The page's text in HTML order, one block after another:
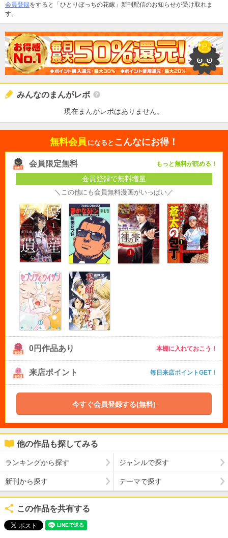
会員登録をすると「ひとりぼっちの花嫁」新刊配信のお知らせが受け取れま
す。
みんなのまんがレポ
現在まんがレポはありません。
無料会員 になると こんなにお得！
会員限定無料 もっと無料が読める！
会員登録で無料増量
＼この他にも会員無料漫画がいっぱい／
0円作品あり 本棚に入れておこう！
来店ポイント 毎日来店ポイントGET！
今すぐ会員登録する(無料)
他の作品も探してみる
ランキングから探す ジャンルで探す
新刊から探す テーマで探す
この作品を共有する